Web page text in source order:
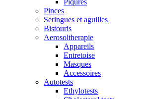
Pinces
Seringues et aguilles
Bistouris
Aerosoltherapie
Appareils
Entretoise
Masques
Accessoires
Autotests
Ethylotests